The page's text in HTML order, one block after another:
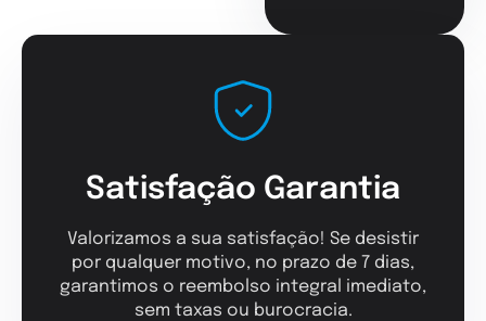
Satisfação Garantia
Valorizamos a sua satisfação! Se desistir
por qualquer motivo, no prazo de 7 dias,
garantimos o reembolso integral imediato,
sem taxas ou burocracia.